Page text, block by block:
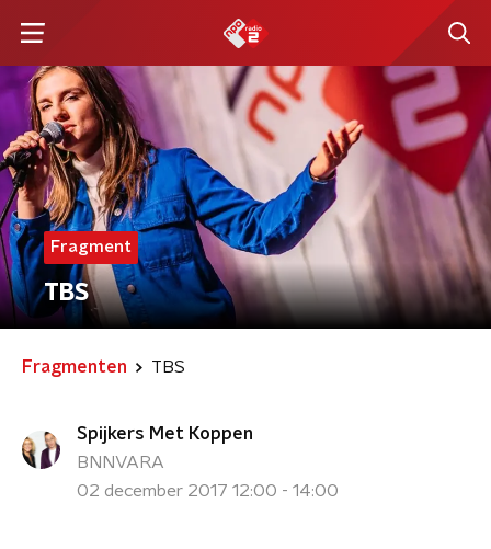
Fragment
TBS
Fragmenten TBS
Spijkers Met Koppen
BNNVARA
02 december 2017 12:00 - 14:00